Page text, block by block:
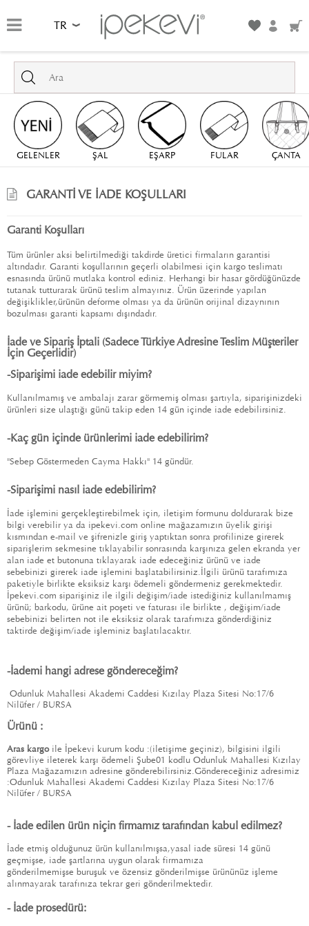
TR
GELENLER ŞAL EŞARP FULAR ÇANTA
GARANTI VE İADE KOŞULLARI
Garanti Koşulları
Tüm ürünler aksi belirtilmediği takdirde üretici firmaların garantisi
altındadır. Garanti koşullarının geçerli olabilmesi için kargo teslimatı
esnasında ürünü mutlaka kontrol ediniz. Herhangi bir hasar gördüğünüzde
tutanak tutturarak ürünü teslim almayınız. Ürün üzerinde yapılan
değişiklikler,ürünün deforme olması ya da ürünün orijinal dizaynının
bozulması garanti kapsamı dışındadır.
İade ve Sipariş İptali (Sadece Türkiye Adresine Teslim Müşteriler
İçin Geçerlidir)
-Siparişimi iade edebilir miyim?
Kullanılmamış ve ambalajı zarar görmemiş olması şartıyla, siparişinizdeki
ürünleri size ulaştığı günü takip eden 14 gün içinde iade edebilirsiniz.
-Kaç gün içinde ürünlerimi iade edebilirim?
"Sebep Göstermeden Cayma Hakkı" 14 gündür.
-Siparişimi nasıl iade edebilirim?
İade işlemini gerçekleştirebilmek için, iletişim formunu doldurarak bize
bilgi verebilir ya da ipekevi.com online mağazamızın üyelik girişi
kısmından e-mail ve şifrenizle giriş yaptıktan sonra profilinize girerek
siparişlerim sekmesine tıklayabilir sonrasında karşınıza gelen ekranda yer
alan iade et butonuna tıklayarak iade edeceğiniz ürünü ve iade
sebebinizi girerek iade işlemini başlatabilirsiniz.İlgili ürünü tarafımıza
paketiyle birlikte eksiksiz karşı ödemeli göndermeniz gerekmektedir.
İpekevi.com siparişiniz ile ilgili değişim/iade istediğiniz kullanılmamış
ürünü; barkodu, ürüne ait poşeti ve faturası ile birlikte , değişim/iade
sebebinizi belirten not ile eksiksiz olarak tarafımıza gönderdiğiniz
taktirde değişim/iade işleminiz başlatılacaktır.
-İademi hangi adrese göndereceğim?
Odunluk Mahallesi Akademi Caddesi Kızılay Plaza Sitesi No:17/6
Nilüfer / BURSA
Ürünü :
Aras kargoile İpekevi kurum kodu :(iletişime geçiniz), bilgisini ilgili
görevliye ileterek karşı ödemeli Şube01 kodlu Odunluk Mahallesi Kızılay
Plaza Mağazamızın adresine gönderebilirsiniz.Göndereceğiniz adresimiz
:Odunluk Mahallesi Akademi Caddesi Kızılay Plaza Sitesi No:17/6
Nilüfer / BURSA
- İade edilen ürün niçin firmamız tarafından kabul edilmez?
İade etmiş olduğunuz ürün kullanılmışsa,yasal iade süresi 14 günü
geçmişse, iade şartlarına uygun olarak firmamıza
gönderilmemişse buruşuk ve özensiz gönderilmişse ürününüz işleme
alınmayarak tarafınıza tekrar geri gönderilmektedir.
- İade prosedürü: